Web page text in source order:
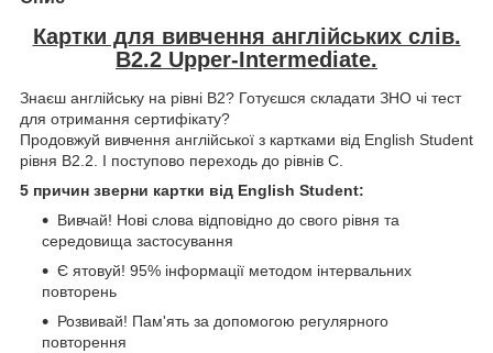
Картки для вивчення англійських слів.
В2.2 Upper-Intermediate.
Знаєш англійську на рівні В2? Готуєшся складати ЗНО чі тест
для отримання сертифікату?
Продовжуй вивчення англійської з картками від English Student
рівня В2.2. І поступово переходь до рівнів С.
5 причин зверни картки від English Student:
Вивчай! Нові слова відповідно до свого рівня та
середовища застосування
Є ятовуй! 95% інформації методом інтервальних
повторень
Розвивай! Пам'ять за допомогою регулярного
повторення